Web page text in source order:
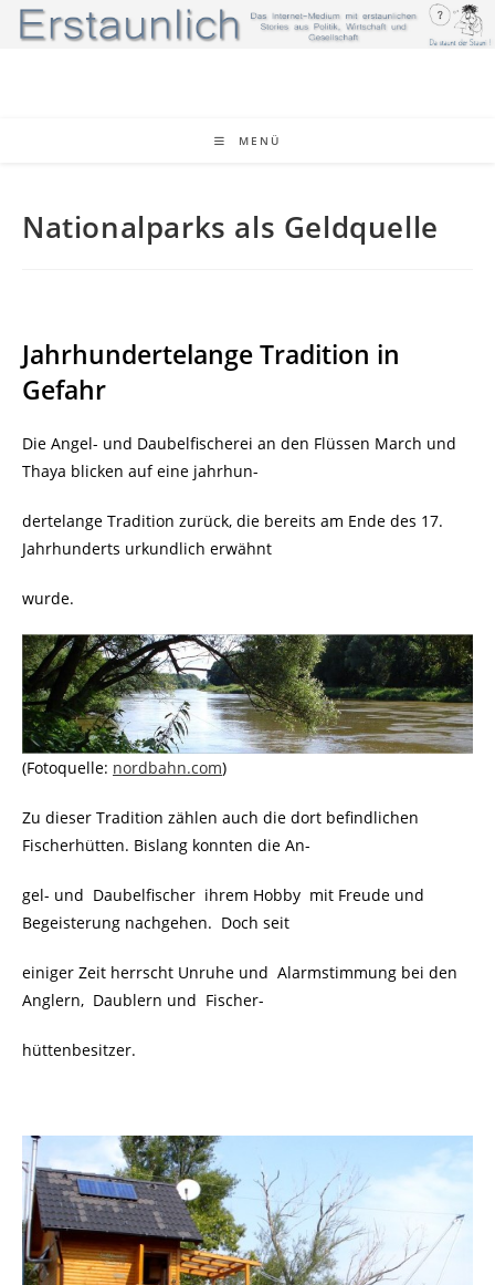
Zum
Inhalt
MENÜ
Nationalparks als Geldquelle
Jahrhundertelange Tradition in
Gefahr
Die Angel- und Daubelfischerei an den Flüssen March und
Thaya blicken auf eine jahrhun-
dertelange Tradition zurück, die bereits am Ende des 17.
Jahrhunderts urkundlich erwähnt
wurde.
(Fotoquelle: nordbahn.com)
Zu dieser Tradition zählen auch die dort befindlichen
Fischerhütten. Bislang konnten die An-
gel- und Daubelfischer ihrem Hobby mit Freude und
Begeisterung nachgehen. Doch seit
einiger Zeit herrscht Unruhe und Alarmstimmung bei den
Anglern, Daublern und Fischer-
hüttenbesitzer.